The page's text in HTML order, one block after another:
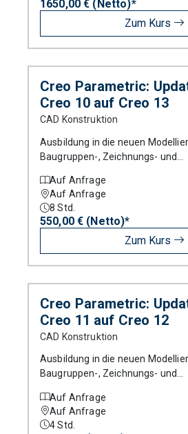
1650,00 € (Netto)*
Zum Kurs
Creo Parametric:
Creo 10 auf Creo 13
CAD Konstruktion
Ausbildung in die neuen
Baugruppen-, Zeichnungs- und
Parametric.
Auf Anfrage
Auf Anfrage
8 Std.
550,00 € (Netto)*
Zum Kurs
Creo Parametric:
Creo 11 auf Creo 12
CAD Konstruktion
Ausbildung in die neuen
Baugruppen-, Zeichnungs- und
Parametric.
Auf Anfrage
Auf Anfrage
4Std.